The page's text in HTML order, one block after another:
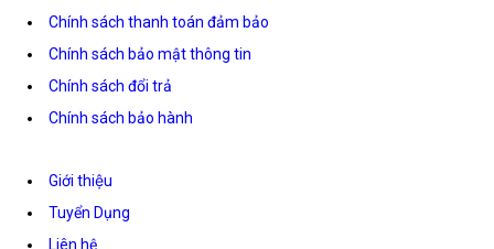
Chính sách thanh toán đảm bảo
Chính sách bảo mật thông tin
Chính sách đổi trả
Chính sách bảo hành
Giới thiệu
Tuyển Dụng
Liên hệ